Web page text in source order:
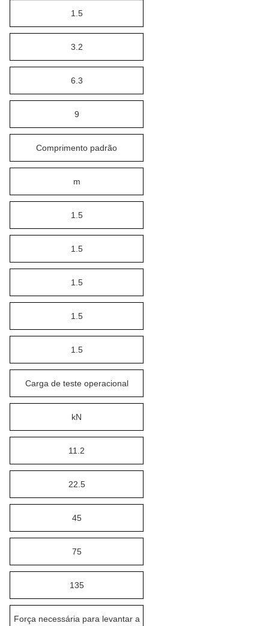
1.5
3.2
6.3
9
Comprimento padrão
m
1.5
1.5
1.5
1.5
1.5
Carga de teste operacional
kN
11.2
22.5
45
75
135
Força necessária para levantar a